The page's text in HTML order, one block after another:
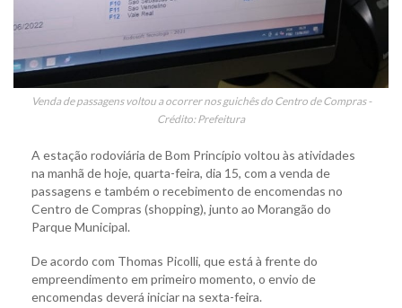
Venda de passagens voltou a ocorrer nos guichês do Centro de Compras -
Crédito: Prefeitura
A estação rodoviária de Bom Princípio voltou às atividades
na manhã de hoje, quarta-feira, dia 15, com a venda de
passagens e também o recebimento de encomendas no
Centro de Compras (shopping), junto ao Morangão do
Parque Municipal.
De acordo com Thomas Picolli, que está à frente do
empreendimento em primeiro momento, o envio de
encomendas deverá iniciar na sexta-feira.